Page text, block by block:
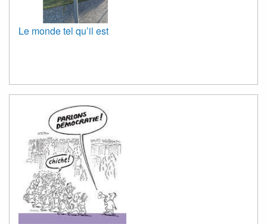
Le monde tel qu’il est